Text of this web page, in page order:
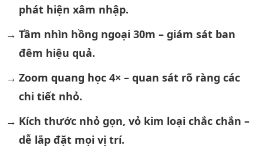
phát hiện xâm nhập.
Tầm nhìn hồng ngoại 30m – giám sát ban
đêm hiệu quả.
Zoom quang học 4× – quan sát rõ ràng các
chi tiết nhỏ.
Kích thước nhỏ gọn, vỏ kim loại chắc chắn –
dễ lắp đặt mọi vị trí.